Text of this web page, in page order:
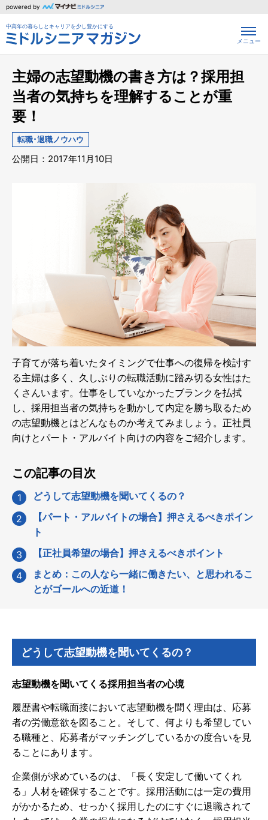
powered by
中高年の暮らしとキャリアを少し豊かにする
メニュー
主婦の志望動機の書き方は？採用担
当者の気持ちを理解することが重
要！
転職･退職ノウハウ
公開日：2017年11月10日
子育てが落ち着いたタイミングで仕事への復帰を検討す
る主婦は多く、久しぶりの転職活動に踏み切る女性はた
くさんいます。仕事をしていなかったブランクを払拭
し、採用担当者の気持ちを動かして内定を勝ち取るため
の志望動機とはどんなものか考えてみましょう。正社員
向けとパート・アルバイト向けの内容をご紹介します。
この記事の目次
どうして志望動機を聞いてくるの？
【パート・アルバイトの場合】押さえるべきポイン
ト
【正社員希望の場合】押さえるべきポイント
まとめ：この人なら一緒に働きたい、と思われるこ
とがゴールへの近道！
どうして志望動機を聞いてくるの？
志望動機を聞いてくる採用担当者の心境
履歴書や転職面接において志望動機を聞く理由は、応募
者の労働意欲を図ること。そして、何よりも希望してい
る職種と、応募者がマッチングしているかの度合いを見
ることにあります。
企業側が求めているのは、「長く安定して働いてくれ
る」人材を確保することです。採用活動には一定の費用
がかかるため、せっかく採用したのにすぐに退職されて